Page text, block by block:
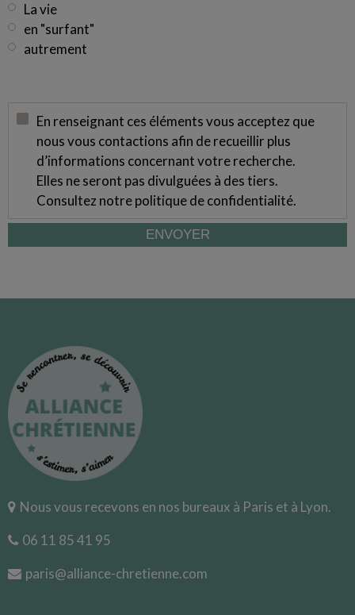
La vie
en "surfant"
autrement
En renseignant ces éléments vous acceptez que
nous vous contactions afin de recueillir plus
d’informations concernant votre recherche.
Elles ne seront pas divulguées à des tiers.
Consultez notrepolitique de confidentialité.
Nous vous recevons en nos bureaux à Paris et à Lyon.
06 11 85 41 95
paris@alliance-chretienne.com